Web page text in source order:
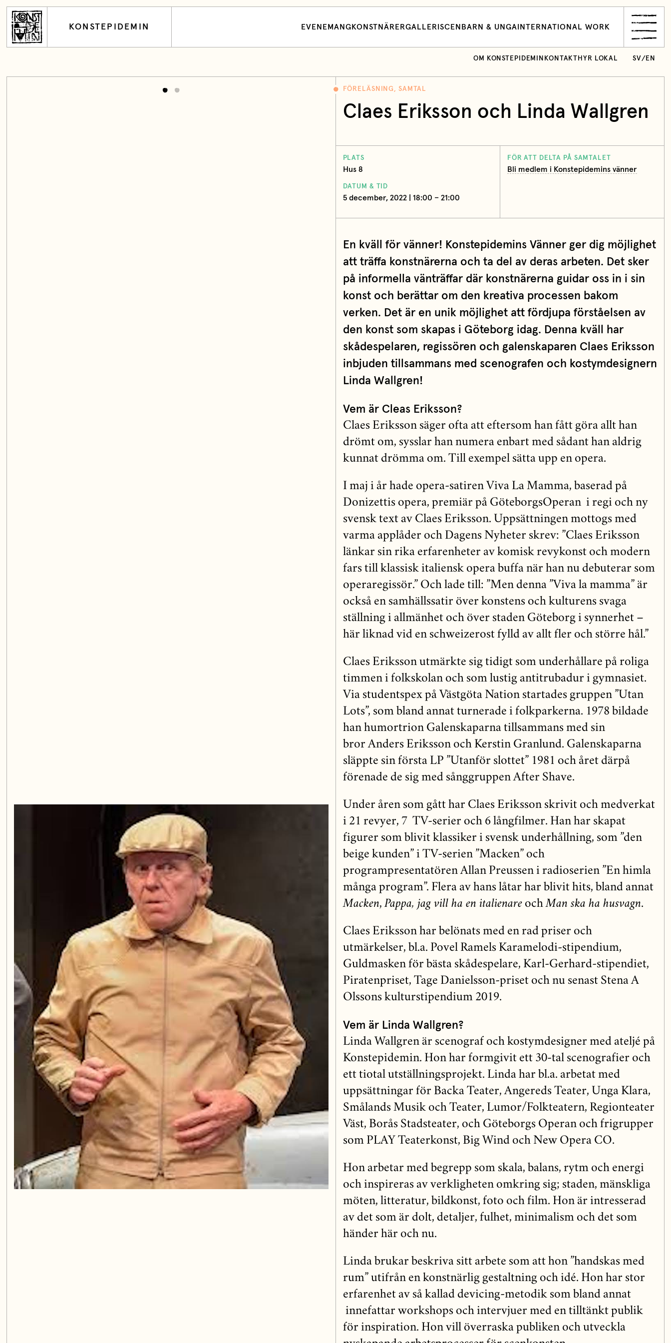
KONSTEPIDEMIN EVENEMANG KONSTNÄRERGALLERI SCEN BARN & UNGA INTERNATIONAL WORK
OM KONSTEPIDEMIN KONTAKT HYR LOKAL SV/ EN
FÖRELÄSNING, SAMTAL
Claes Eriksson och Linda Wallgren
PLATS
Hus 8
DATUM & TID
5 december, 2022 | 18:00 – 21:00
FÖR ATT DELTA PÅ SAMTALET
Bli medlem i Konstepidemins vänner
En kväll för vänner! Konstepidemins Vänner ger dig möjlighet
att träffa konstnärerna och ta del av deras arbeten. Det sker
på informella vänträffar där konstnärerna guidar oss in i sin
konst och berättar om den kreativa processen bakom
verken. Det är en unik möjlighet att fördjupa förståelsen av
den konst som skapas i Göteborg idag. Denna kväll har
skådespelaren, regissören och galenskaparen Claes Eriksson
inbjuden tillsammans med scenografen och kostymdesignern
Linda Wallgren!
Vem är Cleas Eriksson?
Claes Eriksson säger ofta att eftersom han fått göra allt han
drömt om, sysslar han numera enbart med sådant han aldrig
kunnat drömma om. Till exempel sätta upp en opera.
I maj i år hade opera-satiren Viva La Mamma, baserad på
Donizettis opera, premiär på GöteborgsOperan i regi och ny
svensk text av Claes Eriksson. Uppsättningen mottogs med
varma applåder och Dagens Nyheter skrev: ”Claes Eriksson
länkar sin rika erfarenheter av komisk revykonst och modern
fars till klassisk italiensk opera buffa när han nu debuterar som
operaregissör.” Och lade till: ”Men denna ”Viva la mamma” är
också en samhällssatir över konstens och kulturens svaga
ställning i allmänhet och över staden Göteborg i synnerhet –
här liknad vid en schweizerost fylld av allt fler och större hål.”
Claes Eriksson utmärkte sig tidigt som underhållare på roliga
timmen i folkskolan och som lustig antitrubadur i gymnasiet.
Via studentspex på Västgöta Nation startades gruppen ”Utan
Lots”, som bland annat turnerade i folkparkerna. 1978 bildade
han humortrion Galenskaparna tillsammans med sin
bror Anders Eriksson och Kerstin Granlund. Galenskaparna
släppte sin första LP ”Utanför slottet” 1981 och året därpå
förenade de sig med sånggruppen After Shave.
Under åren som gått har Claes Eriksson skrivit och medverkat
i 21 revyer, 7 TV-serier och 6 långfilmer. Han har skapat
figurer som blivit klassiker i svensk underhållning, som ”den
beige kunden” i TV-serien ”Macken” och
programpresentatören Allan Preussen i radioserien ”En himla
många program”. Flera av hans låtar har blivit hits, bland annat
Macken, Pappa, jag vill ha en italienareochMan ska ha husvagn.
Claes Eriksson har belönats med en rad priser och
utmärkelser, bl.a. Povel Ramels Karamelodi-stipendium,
Guldmasken för bästa skådespelare, Karl-Gerhard-stipendiet,
Piratenpriset, Tage Danielsson-priset och nu senast Stena A
Olssons kulturstipendium 2019.
Vem är Linda Wallgren?
Linda Wallgren är scenograf och kostymdesigner med ateljé på
Konstepidemin. Hon har formgivit ett 30-tal scenografier och
ett tiotal utställningsprojekt. Linda har bl.a. arbetat med
uppsättningar för Backa Teater, Angereds Teater, Unga Klara,
Smålands Musik och Teater, Lumor/Folkteatern, Regionteater
Väst, Borås Stadsteater, och Göteborgs Operan och frigrupper
som PLAY Teaterkonst, Big Wind och New Opera CO.
Hon arbetar med begrepp som skala, balans, rytm och energi
och inspireras av verkligheten omkring sig; staden, mänskliga
möten, litteratur, bildkonst, foto och film. Hon är intresserad
av det som är dolt, detaljer, fulhet, minimalism och det som
händer här och nu.
Linda brukar beskriva sitt arbete som att hon ”handskas med
rum” utifrån en konstnärlig gestaltning och idé. Hon har stor
erfarenhet av så kallad devicing-metodik som bland annat
innefattar workshops och intervjuer med en tilltänkt publik
för inspiration. Hon vill överraska publiken och utveckla